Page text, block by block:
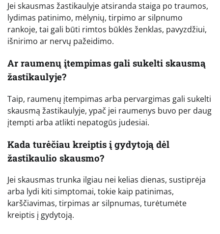
Jei skausmas žastikaulyje atsiranda staiga po traumos,
lydimas patinimo, mėlynių, tirpimo ar silpnumo
rankoje, tai gali būti rimtos būklės ženklas, pavyzdžiui,
išnirimo ar nervų pažeidimo.
Ar raumenų įtempimas gali sukelti skausmą
žastikaulyje?
Taip, raumenų įtempimas arba pervargimas gali sukelti
skausmą žastikaulyje, ypač jei raumenys buvo per daug
įtempti arba atlikti nepatogūs judesiai.
Kada turėčiau kreiptis į gydytoją dėl
žastikaulio skausmo?
Jei skausmas trunka ilgiau nei kelias dienas, sustiprėja
arba lydi kiti simptomai, tokie kaip patinimas,
karščiavimas, tirpimas ar silpnumas, turėtumėte
kreiptis į gydytoją.